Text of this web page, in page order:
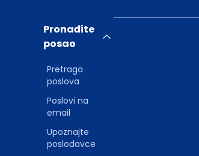
Pronađite
posao
Pretraga
poslova
Poslovi na
email
Upoznajte
poslodavce